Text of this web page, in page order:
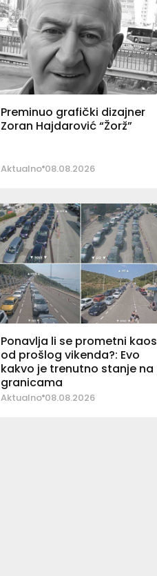
Preminuo grafički dizajner
Zoran Hajdarović “Žorž”
Aktualno 08.08.2026
Ponavlja li se prometni kaos
od prošlog vikenda?: Evo
kakvo je trenutno stanje na
granicama
Aktualno 08.08.2026